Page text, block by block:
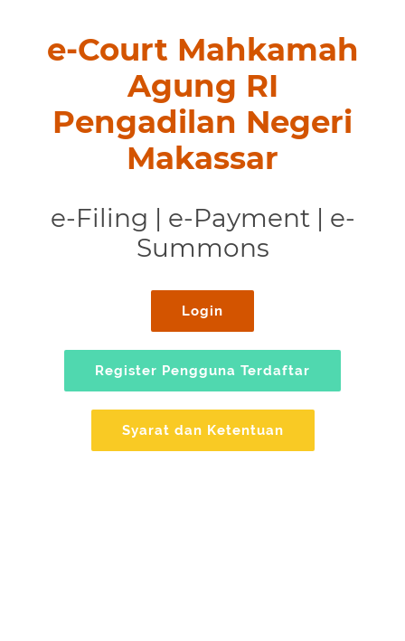
e-Court Mahkamah
Agung RI
Pengadilan Negeri
Makassar
e-Filing | e-Payment | e-
Summons
Login
Register Pengguna Terdaftar
Syarat dan Ketentuan